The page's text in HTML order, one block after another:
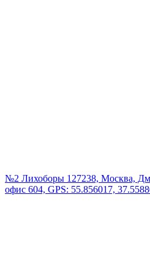
№2 Лихоборы 127238, Москва,
офис 604, GPS: 55.856017,